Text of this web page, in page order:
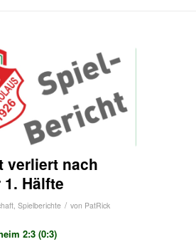
verliert nach
Hälfte
, Spielberichte / von PatRick
2:3 (0:3)